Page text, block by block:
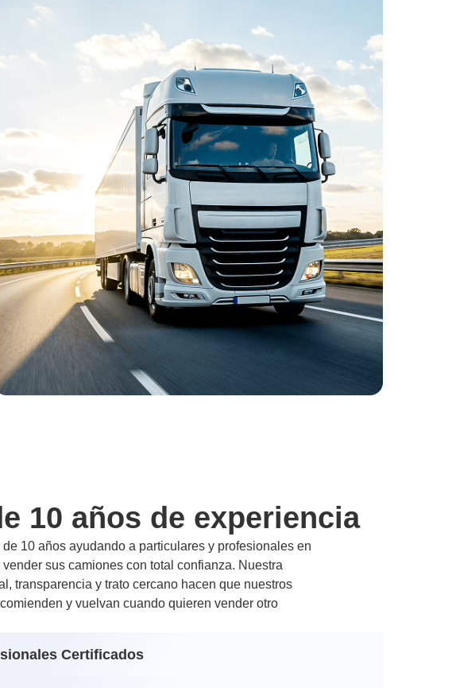
10 años de experiencia
de 10 años ayudando a particulares y profesionales en
sus camiones con total confianza. Nuestra
transparencia y trato cercano hacen que nuestros
y vuelvan cuando quieren vender otro
Certificados